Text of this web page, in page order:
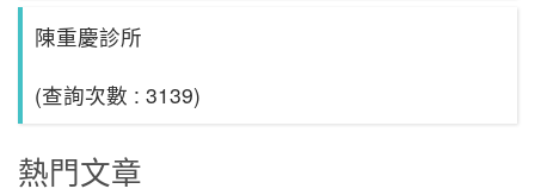
陳重慶診所
(查詢次數 : 3139)
熱門文章